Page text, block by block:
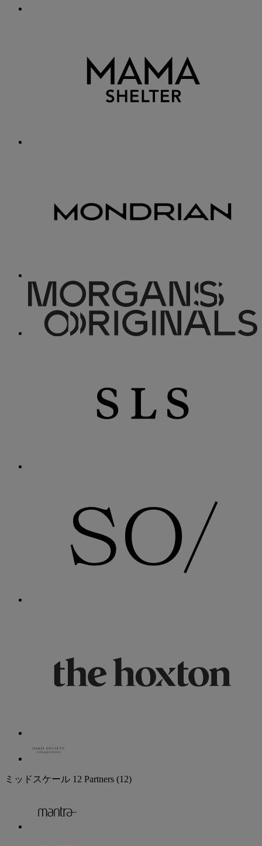
ミッドスケール 12 Partners (12)